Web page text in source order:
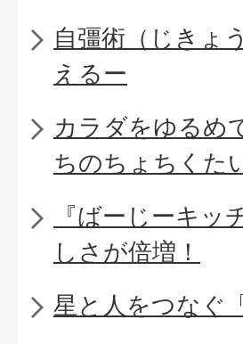
自彊術（じきょ
えるー
カラダをゆるめ
ちのちょちくた
『ばーじーキ
しさが倍増！
星と人をつなぐ